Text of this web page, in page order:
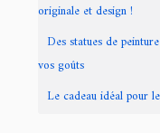
originale et design !
Des statues de
vos goûts
Le cadeau idéal pour